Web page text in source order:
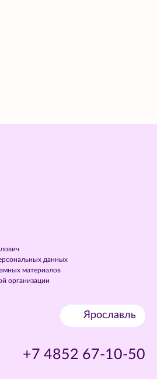
данных
материалов
организации
Ярославль
+7 4852 67-10-50